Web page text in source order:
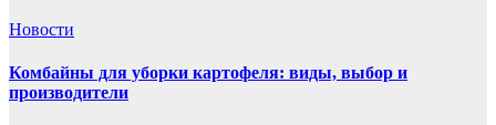
Новости
Комбайны для уборки картофеля: виды, выбор и
производители